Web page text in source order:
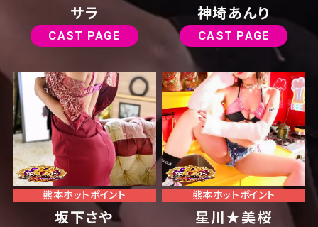
サラ
CAST PAGE
神埼あんり
CAST PAGE
熊本ホットポイント
坂下さや
熊本ホットポイント
星川★美桜